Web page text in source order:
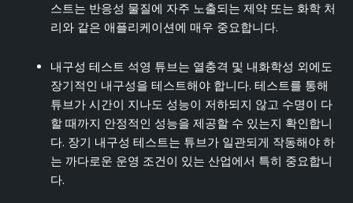
스트는 반응성 물질에 자주 노출되는 제약 또는 화학 처
리와 같은 애플리케이션에 매우 중요합니다.
내구성 테스트 석영 튜브는 열충격 및 내화학성 외에도
장기적인 내구성을 테스트해야 합니다. 테스트를 통해
튜브가 시간이 지나도 성능이 저하되지 않고 수명이 다
할 때까지 안정적인 성능을 제공할 수 있는지 확인합니
다. 장기 내구성 테스트는 튜브가 일관되게 작동해야 하
는 까다로운 운영 조건이 있는 산업에서 특히 중요합니
다.